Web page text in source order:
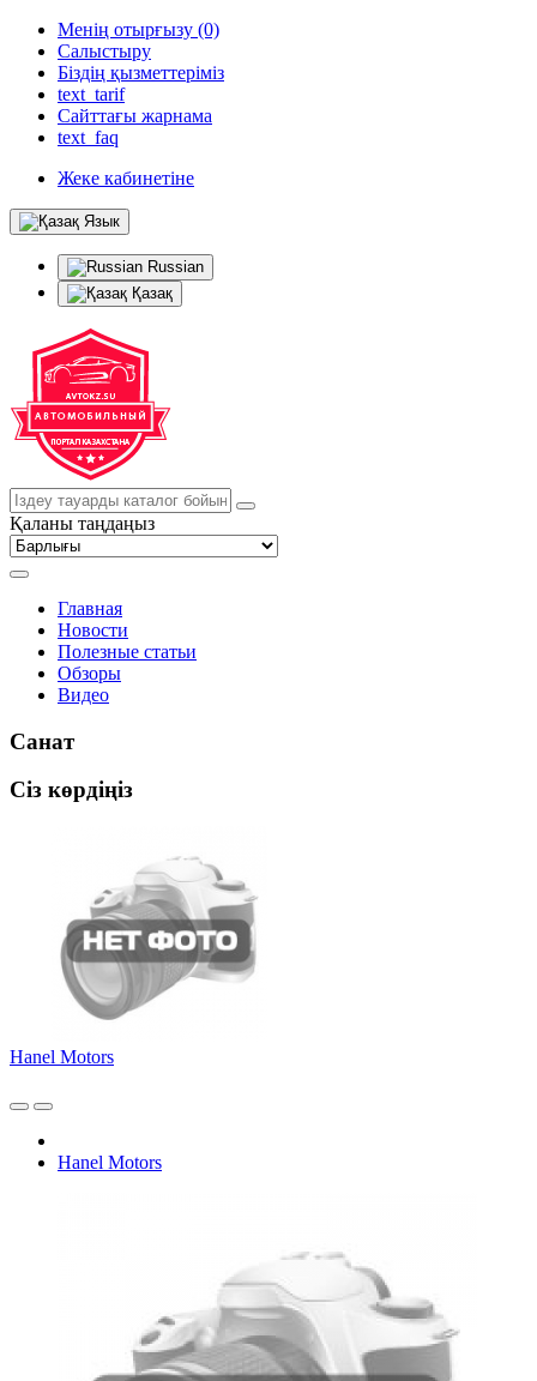
Менің отырғызу (0)
Салыстыру
Біздің қызметтеріміз
text_tarif
Сайттағы жарнама
text_faq
Жеке кабинетіне
Язык
Russian
Қазақ
Қаланы таңдаңыз
Главная
Новости
Полезные статьи
Обзоры
Видео
Санат
Сіз көрдіңіз
Hanel Motors
Hanel Motors